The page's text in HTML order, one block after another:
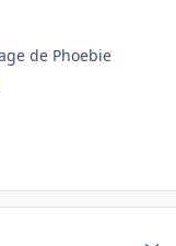
de Phoebie